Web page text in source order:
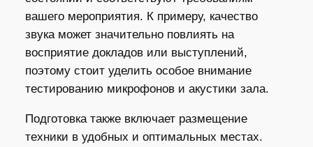
вашего мероприятия. К примеру, качество
звука может значительно повлиять на
восприятие докладов или выступлений,
поэтому стоит уделить особое внимание
тестированию микрофонов и акустики зала.
Подготовка также включает размещение
техники в удобных и оптимальных местах.